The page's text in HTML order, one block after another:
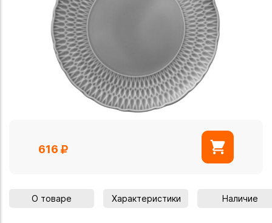
616
О товаре Характеристики Наличие